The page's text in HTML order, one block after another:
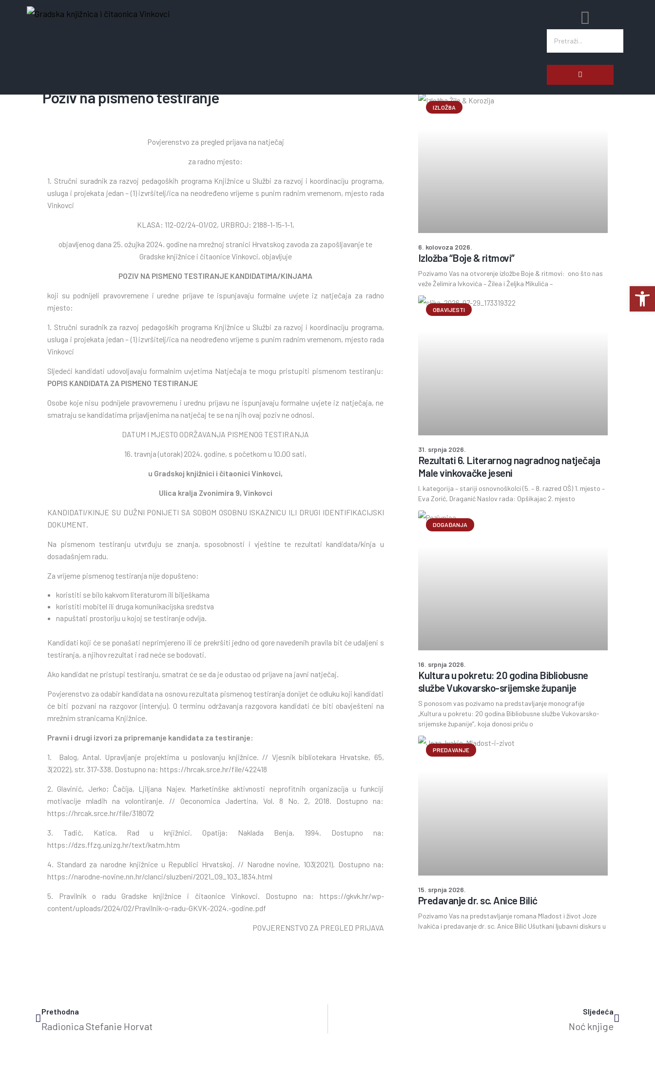
Poziv na pismeno testiranje
Povjerenstvo za pregled prijava na natječaj
za radno mjesto:
1. Stručni suradnik za razvoj pedagoških programa Knjižnice u Službi za razvoj i koordinaciju programa,
usluga i projekata jedan – (1) izvršitelj/ica na neodređeno vrijeme s punim radnim vremenom, mjesto rada
Vinkovci
KLASA: 112-02/24-01/02, URBROJ: 2188-1-15-1-1,
objavljenog dana 25. ožujka 2024. godine na mrežnoj stranici Hrvatskog zavoda za zapošljavanje te
Gradske knjižnice i čitaonice Vinkovci, objavljuje
POZIV NA PISMENO TESTIRANJE KANDIDATIMA/KINJAMA
koji su podnijeli pravovremene i uredne prijave te ispunjavaju formalne uvjete iz natječaja za radno
mjesto:
1. Stručni suradnik za razvoj pedagoških programa Knjižnice u Službi za razvoj i koordinaciju programa,
usluga i projekata jedan – (1) izvršitelj/ica na neodređeno vrijeme s punim radnim vremenom, mjesto rada
Vinkovci
Sljedeći kandidati udovoljavaju formalnim uvjetima Natječaja te mogu pristupiti pismenom testiranju:
POPIS KANDIDATA ZA PISMENO TESTIRANJE
Osobe koje nisu podnijele pravovremenu i urednu prijavu ne ispunjavaju formalne uvjete iz natječaja, ne
smatraju se kandidatima prijavljenima na natječaj te se na njih ovaj poziv ne odnosi.
DATUM I MJESTO ODRŽAVANJA PISMENOG TESTIRANJA
16. travnja (utorak) 2024. godine, s početkom u 10.00 sati,
u Gradskoj knjižnici i čitaonici Vinkovci,
Ulica kralja Zvonimira 9, Vinkovci
KANDIDATI/KINJE SU DUŽNI PONIJETI SA SOBOM OSOBNU ISKAZNICU ILI DRUGI IDENTIFIKACIJSKI
DOKUMENT.
Na pismenom testiranju utvrđuju se znanja, sposobnosti i vještine te rezultati kandidata/kinja u
dosadašnjem radu.
Za vrijeme pismenog testiranja nije dopušteno:
koristiti se bilo kakvom literaturom ili bilješkama
koristiti mobitel ili druga komunikacijska sredstva
napuštati prostoriju u kojoj se testiranje odvija.
Kandidati koji će se ponašati neprimjereno ili će prekršiti jedno od gore navedenih pravila bit će udaljeni s
testiranja, a njihov rezultat i rad neće se bodovati.
Ako kandidat ne pristupi testiranju, smatrat će se da je odustao od prijave na javni natječaj.
Povjerenstvo za odabir kandidata na osnovu rezultata pismenog testiranja donijet će odluku koji kandidati
će biti pozvani na razgovor (intervju). O terminu održavanja razgovora kandidati će biti obavješteni na
mrežnim stranicama Knjižnice.
Pravni i drugi izvori za pripremanje kandidata za testiranje:
1. Balog, Antal. Upravljanje projektima u poslovanju knjižnice. // Vjesnik bibliotekara Hrvatske, 65,
3(2022), str. 317-338. Dostupno na: https://hrcak.srce.hr/file/422418
2. Glavinić, Jerko; Čačija, Ljiljana Najev. Marketinške aktivnosti neprofitnih organizacija u funkciji
motivacije mladih na volontiranje. // Oeconomica Jadertina, Vol. 8 No. 2, 2018. Dostupno na:
https://hrcak.srce.hr/file/318072
3. Tadić, Katica. Rad u knjižnici. Opatija: Naklada Benja, 1994. Dostupno na:
https://dzs.ffzg.unizg.hr/text/katm.htm
4. Standard za narodne knjižnice u Republici Hrvatskoj. // Narodne novine, 103(2021). Dostupno na:
https://narodne-novine.nn.hr/clanci/sluzbeni/2021_09_103_1834.html
5. Pravilnik o radu Gradske knjižnice i čitaonice Vinkovci. Dostupno na: https://gkvk.hr/wp-
content/uploads/2024/02/Pravilnik-o-radu-GKVK-2024.-godine.pdf
POVJERENSTVO ZA PREGLED PRIJAVA
IZLOŽBA
Izložba “Boje & ritmovi”
Pozivamo Vas na otvorenje izložbe Boje & ritmovi: ono što nas
veže Želimira Ivkovića – Žilea i Željka Mikulića –
6. kolovoza 2026.
OBAVIJESTI
Rezultati 6. Literarnog nagradnog natječaja
Male vinkovačke jeseni
I. kategorija – stariji osnovnoškolci (5. – 8. razred OŠ) 1. mjesto –
Eva Zorić, Draganić Naslov rada: Opšikajac 2. mjesto
31. srpnja 2026.
DOGAĐANJA
Kultura u pokretu: 20 godina Bibliobusne
službe Vukovarsko-srijemske županije
S ponosom vas pozivamo na predstavljanje monografije
„Kultura u pokretu: 20 godina Bibliobusne službe Vukovarsko-
srijemske županije“, koja donosi priču o
16. srpnja 2026.
PREDAVANJE
Predavanje dr. sc. Anice Bilić
Pozivamo Vas na predstavljanje romana Mladost i život Joze
Ivakića i predavanje dr. sc. Anice Bilić Ušutkani ljubavni diskurs u
15. srpnja 2026.
Prethodna
Radionica Stefanie Horvat
Sljedeća
Noć knjige